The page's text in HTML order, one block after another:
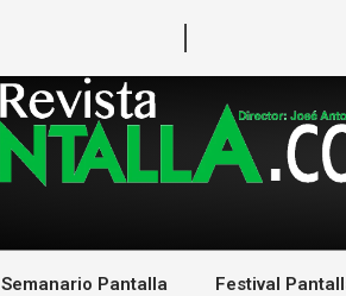
Semanario Pantalla Festival